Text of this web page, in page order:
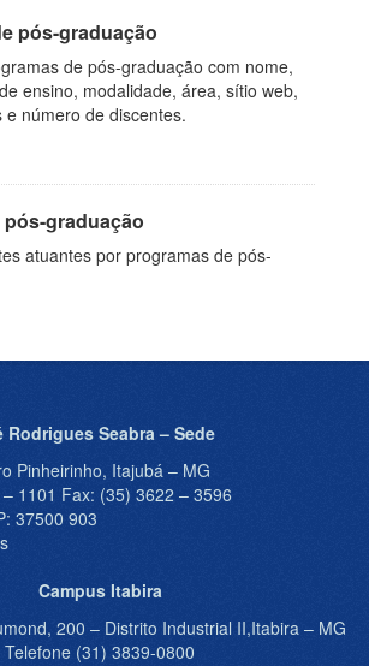
pós-graduação
de pós-graduação com nome,
ensino, modalidade, área, sítio web,
e número de discentes.
graduação
atuantes por programas de pós-
Seabra – Sede
Pinheirinho, Itajubá – MG
1101 Fax: (35) 3622 – 3596
37500 903
Campus Itabira
200 – Distrito Industrial II,Itabira – MG
Telefone (31) 3839-0800